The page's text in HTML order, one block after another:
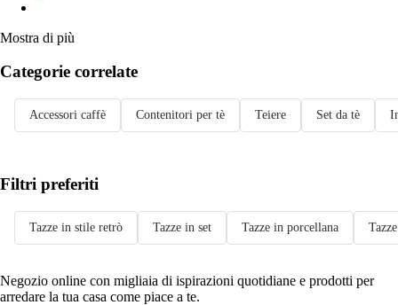
Mostra di più
Categorie correlate
Accessori caffè Contenitori per tè Teiere Set da tè
Filtri preferiti
Tazze in stile retrò Tazze in set Tazze in porcellana
Negozio online con migliaia di ispirazioni quotidiane e prodotti per
arredare la tua casa come piace a te.